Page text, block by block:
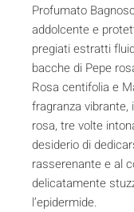
Profumato
addolcente e
pregiati estratti
bacche di Pepe
Rosa centifolia e
fragranza
rosa, tre volte
desiderio di
rasserenante e al
delicatamente
l’epidermide.